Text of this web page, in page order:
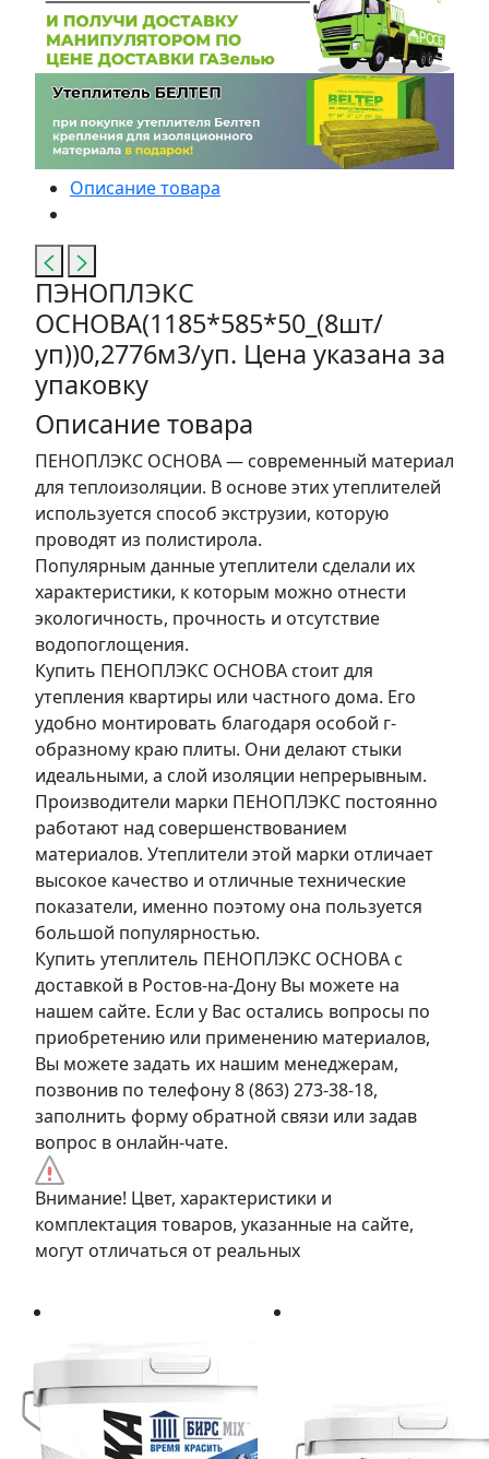
Описание товара
ПЭНОПЛЭКС
ОСНОВА(1185*585*50_(8шт/
уп))0,2776м3/уп. Цена указана за
упаковку
Описание товара
ПЕНОПЛЭКС ОСНОВА — современный материал
для теплоизоляции. В основе этих утеплителей
используется способ экструзии, которую
проводят из полистирола.
Популярным данные утеплители сделали их
характеристики, к которым можно отнести
экологичность, прочность и отсутствие
водопоглощения.
Купить ПЕНОПЛЭКС ОСНОВА стоит для
утепления квартиры или частного дома. Его
удобно монтировать благодаря особой г-
образному краю плиты. Они делают стыки
идеальными, а слой изоляции непрерывным.
Производители марки ПЕНОПЛЭКС постоянно
работают над совершенствованием
материалов. Утеплители этой марки отличает
высокое качество и отличные технические
показатели, именно поэтому она пользуется
большой популярностью.
Купить утеплитель ПЕНОПЛЭКС ОСНОВА с
доставкой в Ростов-на-Дону Вы можете на
нашем сайте. Если у Вас остались вопросы по
приобретению или применению материалов,
Вы можете задать их нашим менеджерам,
позвонив по телефону 8 (863) 273-38-18,
заполнить форму обратной связи или задав
вопрос в онлайн-чате.
Внимание! Цвет, характеристики и
комплектация товаров, указанные на сайте,
могут отличаться от реальных